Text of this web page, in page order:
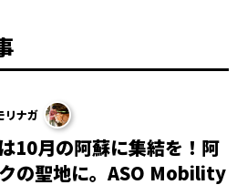
リナガ
10月の阿蘇に集結を！阿
の聖地に。ASO Mobility